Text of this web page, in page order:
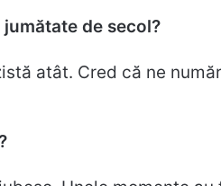
de secol?
atât. Cred că ne